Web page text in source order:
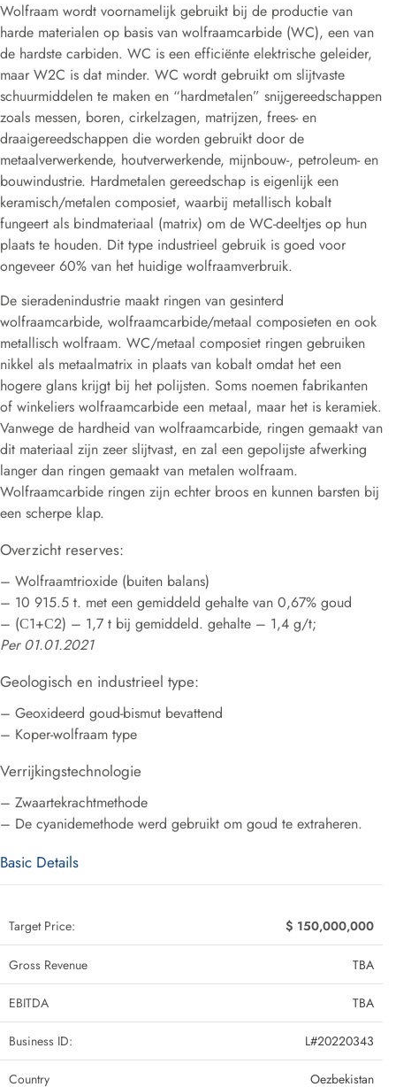
Wolfraam wordt voornamelijk gebruikt bij de productie van
harde materialen op basis van wolfraamcarbide (WC), een van
de hardste carbiden. WC is een efficiënte elektrische geleider,
maar W2C is dat minder. WC wordt gebruikt om slijtvaste
schuurmiddelen te maken en “hardmetalen” snijgereedschappen
zoals messen, boren, cirkelzagen, matrijzen, frees- en
draaigereedschappen die worden gebruikt door de
metaalverwerkende, houtverwerkende, mijnbouw-, petroleum- en
bouwindustrie. Hardmetalen gereedschap is eigenlijk een
keramisch/metalen composiet, waarbij metallisch kobalt
fungeert als bindmateriaal (matrix) om de WC-deeltjes op hun
plaats te houden. Dit type industrieel gebruik is goed voor
ongeveer 60% van het huidige wolfraamverbruik.
De sieradenindustrie maakt ringen van gesinterd
wolfraamcarbide, wolfraamcarbide/metaal composieten en ook
metallisch wolfraam. WC/metaal composiet ringen gebruiken
nikkel als metaalmatrix in plaats van kobalt omdat het een
hogere glans krijgt bij het polijsten. Soms noemen fabrikanten
of winkeliers wolfraamcarbide een metaal, maar het is keramiek.
Vanwege de hardheid van wolfraamcarbide, ringen gemaakt van
dit materiaal zijn zeer slijtvast, en zal een gepolijste afwerking
langer dan ringen gemaakt van metalen wolfraam.
Wolfraamcarbide ringen zijn echter broos en kunnen barsten bij
een scherpe klap.
Overzicht reserves:
– Wolfraamtrioxide (buiten balans)
– 10 915.5 t. met een gemiddeld gehalte van 0,67% goud
– (С1+С2) – 1,7 t bij gemiddeld. gehalte – 1,4 g/t;
Per 01.01.2021
Geologisch en industrieel type:
– Geoxideerd goud-bismut bevattend
– Koper-wolfraam type
Verrijkingstechnologie
– Zwaartekrachtmethode
– De cyanidemethode werd gebruikt om goud te extraheren.
Basic Details
Target Price: $ 150,000,000
Gross Revenue TBA
EBITDA TBA
Business ID: L#20220343
Country Oezbekistan